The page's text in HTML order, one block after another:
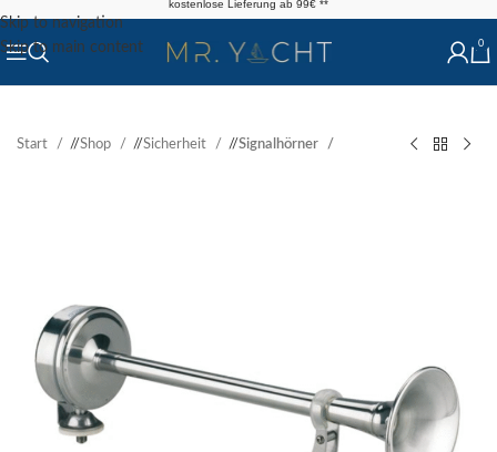
Skip to navigation
Skip to main content
kostenlose Lieferung ab 99€ **
0
Start / Shop / Sicherheit / Signalhörner